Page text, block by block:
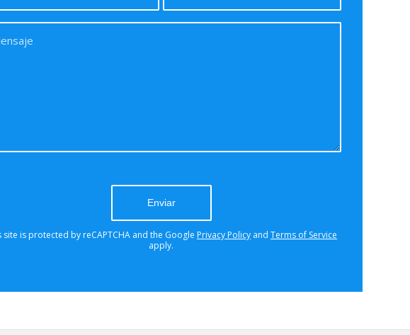
are currently not able to submit the contact
form. Please try again later - reload the page and
also check your internet connection.
apply.